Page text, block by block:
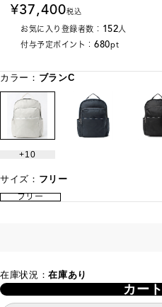
37,400税込
お気に入り登録者数： 152人
付与予定ポイント： 680pt
カラー： ブランC
10
サイズ： フリー
フリー
在庫状況：在庫あり
カー